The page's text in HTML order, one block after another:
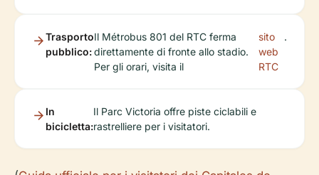
Trasporto
pubblico:
Il Métrobus 801 del RTC ferma
direttamente di fronte allo stadio.
Per gli orari, visita il
sito
web
RTC
.
In
bicicletta:
Il Parc Victoria offre piste ciclabili e
rastrelliere per i visitatori.